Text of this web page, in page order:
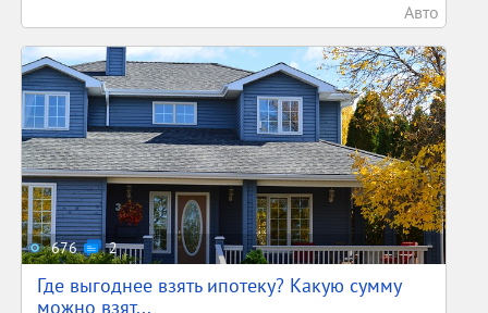
Авто
676 2
Где выгоднее взять ипотеку? Какую сумму
можно взят...